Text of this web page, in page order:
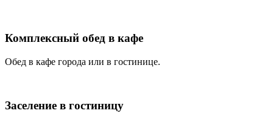
Комплексный обед в кафе
Обед в кафе города или в гостинице.
Заселение в гостиницу